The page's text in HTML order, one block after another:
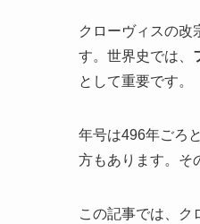
クローヴィスの改
す。世界史では、
として重要です。
年号は496年ごろ
方もあります。そ
この記事では、ク